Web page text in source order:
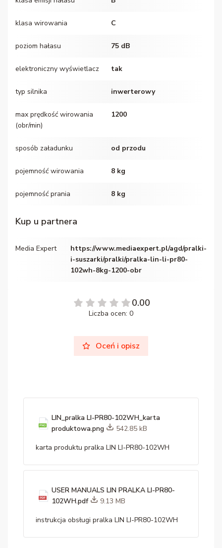
klasa wirowania C
poziom hałasu 75 dB
elektroniczny wyświetlacz tak
typ silnika inwerterowy
max prędkość wirowania
(obr/min)
1200
sposób załadunku od przodu
pojemność wirowania 8 kg
pojemność prania 8 kg
Kup u partnera
Media Expert
https://www.mediaexpert.pl/agd/pralki-
i-suszarki/pralki/pralka-lin-li-pr80-
102wh-8kg-1200-obr
0.00
Liczba ocen: 0
Oceń i opisz
LIN_pralka LI-PR80-102WH_karta
produktowa.png
542.85 kB
karta produktu pralka LIN LI-PR80-102WH
USER MANUALS LIN PRALKA LI-PR80-
102WH.pdf
9.13 MB
instrukcja obsługi pralka LIN LI-PR80-102WH